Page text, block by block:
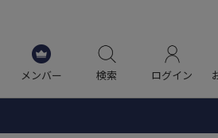
メンバー 検索 ログイン